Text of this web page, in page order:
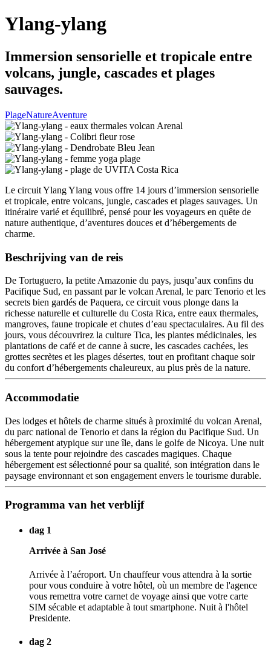
Ylang-ylang
Immersion sensorielle et tropicale entre
volcans, jungle, cascades et plages
sauvages.
PlageNatureAventure
Le circuit Ylang Ylang vous offre 14 jours d’immersion sensorielle
et tropicale, entre volcans, jungle, cascades et plages sauvages. Un
itinéraire varié et équilibré, pensé pour les voyageurs en quête de
nature authentique, d’aventures douces et d’hébergements de
charme.
Beschrijving van de reis
De Tortuguero, la petite Amazonie du pays, jusqu’aux confins du
Pacifique Sud, en passant par le volcan Arenal, le parc Tenorio et les
secrets bien gardés de Paquera, ce circuit vous plonge dans la
richesse naturelle et culturelle du Costa Rica, entre eaux thermales,
mangroves, faune tropicale et chutes d’eau spectaculaires. Au fil des
jours, vous découvrirez la culture Tica, les plantes médicinales, les
plantations de café et de canne à sucre, les cascades cachées, les
grottes secrètes et les plages désertes, tout en profitant chaque soir
du confort d’hébergements chaleureux, au plus près de la nature.
Accommodatie
Des lodges et hôtels de charme situés à proximité du volcan Arenal,
du parc national de Tenorio et dans la région du Pacifique Sud. Un
hébergement atypique sur une île, dans le golfe de Nicoya. Une nuit
sous la tente pour rejoindre des cascades magiques. Chaque
hébergement est sélectionné pour sa qualité, son intégration dans le
paysage environnant et son engagement envers le tourisme durable.
Programma van het verblijf
dag 1
Arrivée à San José
Arrivée à l’aéroport. Un chauffeur vous attendra à la sortie
pour vous conduire à votre hôtel, où un membre de l'agence
vous remettra votre carnet de voyage ainsi que votre carte
SIM sécable et adaptable à tout smartphone. Nuit à l'hôtel
Presidente.
dag 2